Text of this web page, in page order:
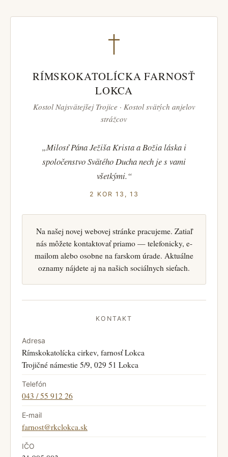
RÍMSKOKATOLÍCKA FARNOSŤ
LOKCA
Kostol Najsvätejšej Trojice · Kostol svätých anjelov
strážcov
„Milosť Pána Ježiša Krista a Božia láska i
spoločenstvo Svätého Ducha nech je s vami
všetkými.“
2 KOR 13, 13
Na našej novej webovej stránke pracujeme. Zatiaľ
nás môžete kontaktovať priamo — telefonicky, e-
mailom alebo osobne na farskom úrade. Aktuálne
oznamy nájdete aj na našich sociálnych sieťach.
KONTAKT
Adresa
Rímskokatolícka cirkev, farnosť Lokca
Trojičné námestie 5/9, 029 51 Lokca
Telefón
043 / 55 912 26
E‑mail
farnost@rkclokca.sk
IČO